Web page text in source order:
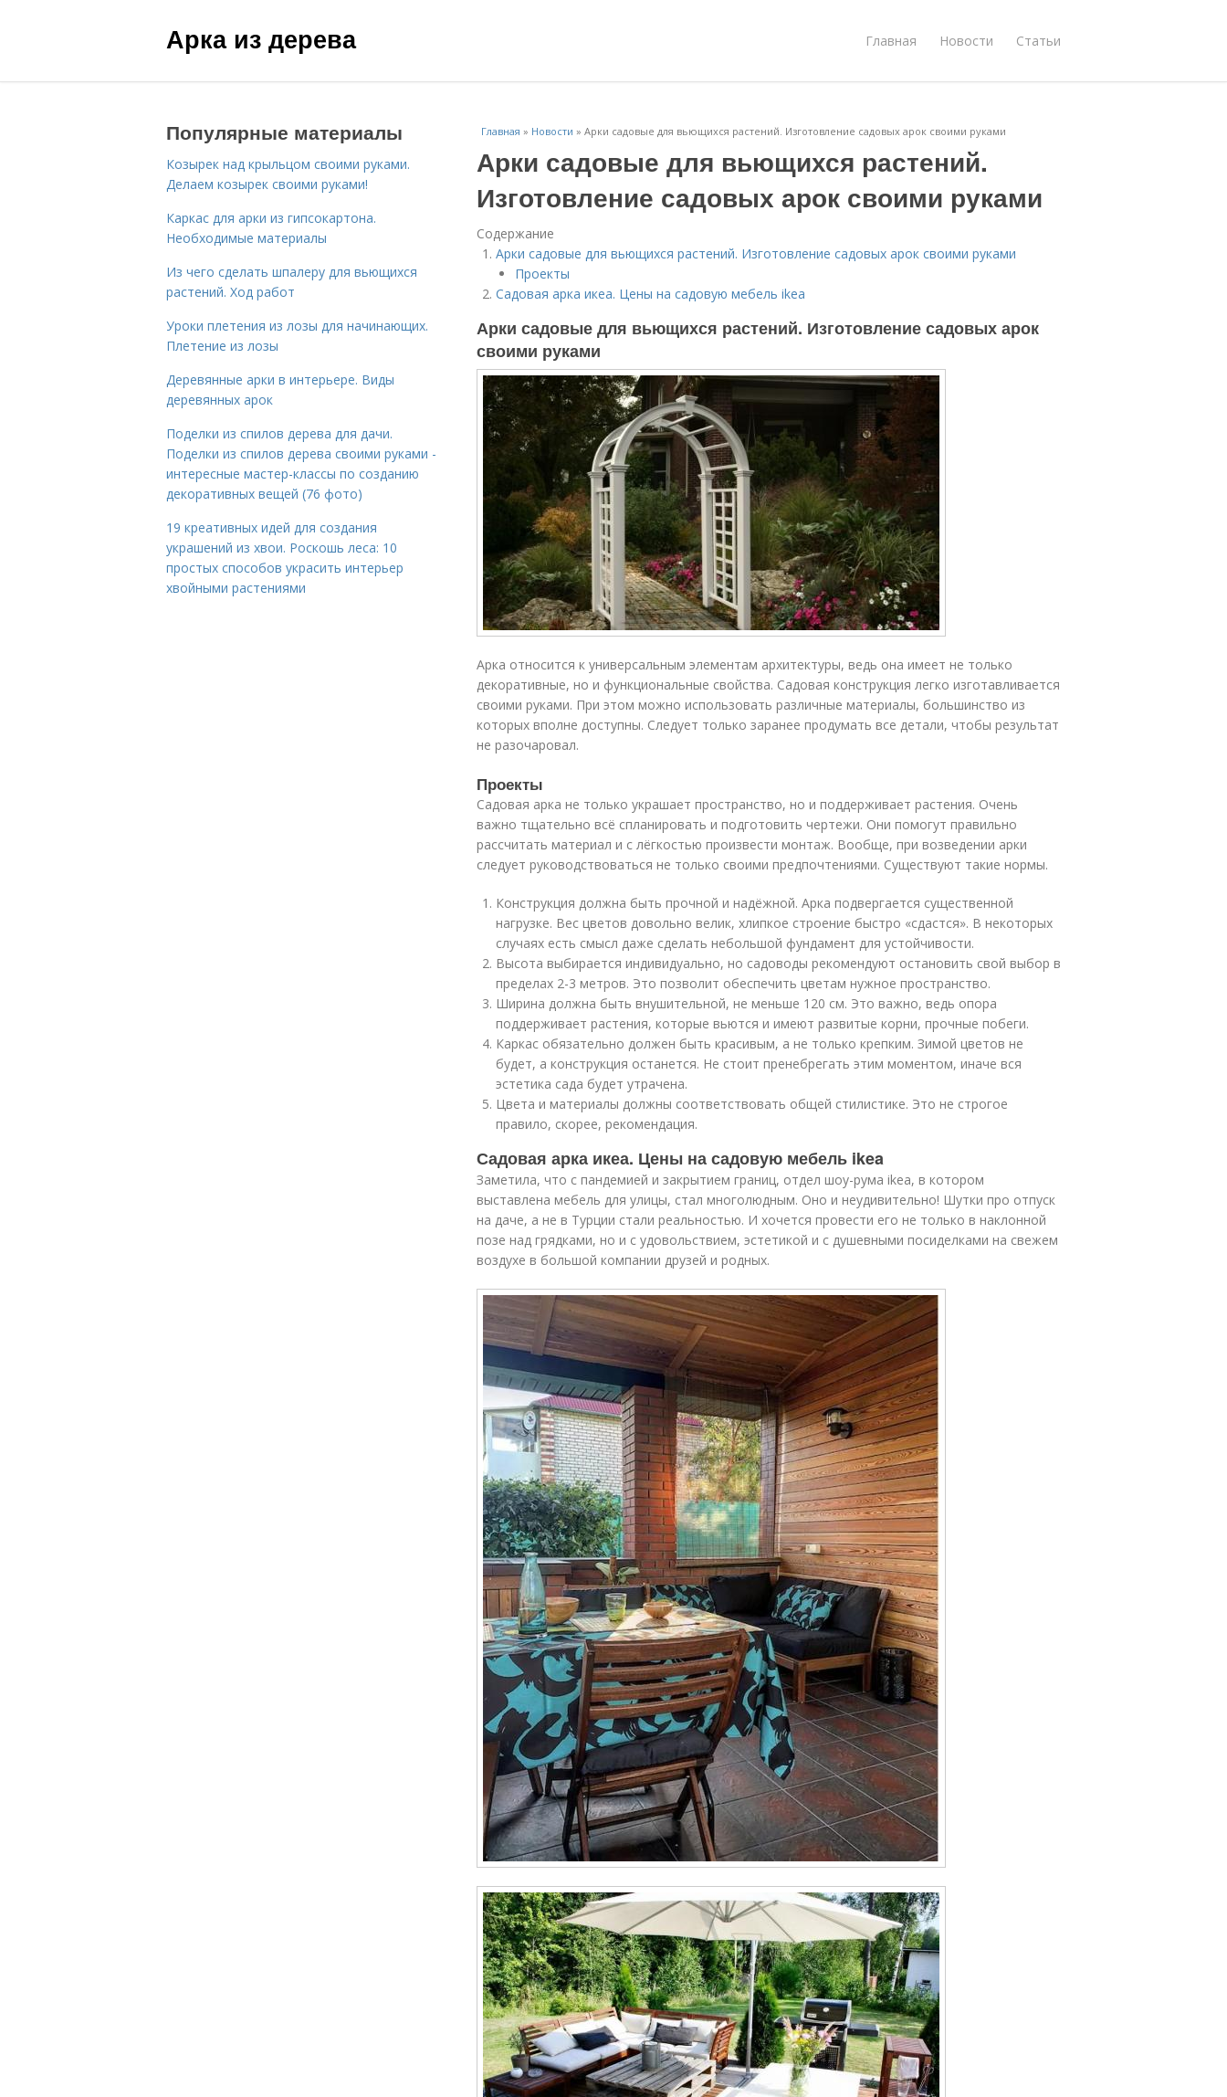
Арка из дерева Главная Новости Статьи
Главная » Новости » Арки садовые для вьющихся растений. Изготовление садовых арок своими руками
Арки садовые для вьющихся растений.
Изготовление садовых арок своими руками
Содержание
Арки садовые для вьющихся растений. Изготовление садовых арок своими руками
Проекты
Садовая арка икеа. Цены на садовую мебель ikea
Арки садовые для вьющихся растений. Изготовление садовых арок
своими руками
Арка относится к универсальным элементам архитектуры, ведь она имеет не только
декоративные, но и функциональные свойства. Садовая конструкция легко изготавливается
своими руками. При этом можно использовать различные материалы, большинство из
которых вполне доступны. Следует только заранее продумать все детали, чтобы результат
не разочаровал.
Проекты
Садовая арка не только украшает пространство, но и поддерживает растения. Очень
важно тщательно всё спланировать и подготовить чертежи. Они помогут правильно
рассчитать материал и с лёгкостью произвести монтаж. Вообще, при возведении арки
следует руководствоваться не только своими предпочтениями. Существуют такие нормы.
Конструкция должна быть прочной и надёжной. Арка подвергается существенной
нагрузке. Вес цветов довольно велик, хлипкое строение быстро «сдастся». В некоторых
случаях есть смысл даже сделать небольшой фундамент для устойчивости.
Высота выбирается индивидуально, но садоводы рекомендуют остановить свой выбор в
пределах 2-3 метров. Это позволит обеспечить цветам нужное пространство.
Ширина должна быть внушительной, не меньше 120 см. Это важно, ведь опора
поддерживает растения, которые вьются и имеют развитые корни, прочные побеги.
Каркас обязательно должен быть красивым, а не только крепким. Зимой цветов не
будет, а конструкция останется. Не стоит пренебрегать этим моментом, иначе вся
эстетика сада будет утрачена.
Цвета и материалы должны соответствовать общей стилистике. Это не строгое
правило, скорее, рекомендация.
Садовая арка икеа. Цены на садовую мебель ikea
Заметила, что с пандемией и закрытием границ, отдел шоу-рума ikea, в котором
выставлена мебель для улицы, стал многолюдным. Оно и неудивительно! Шутки про отпуск
на даче, а не в Турции стали реальностью. И хочется провести его не только в наклонной
позе над грядками, но и с удовольствием, эстетикой и с душевными посиделками на свежем
воздухе в большой компании друзей и родных.
Популярные материалы
Козырек над крыльцом своими руками.
Делаем козырек своими руками!
Каркас для арки из гипсокартона.
Необходимые материалы
Из чего сделать шпалеру для вьющихся
растений. Ход работ
Уроки плетения из лозы для начинающих.
Плетение из лозы
Деревянные арки в интерьере. Виды
деревянных арок
Поделки из спилов дерева для дачи.
Поделки из спилов дерева своими руками -
интересные мастер-классы по созданию
декоративных вещей (76 фото)
19 креативных идей для создания
украшений из хвои. Роскошь леса: 10
простых способов украсить интерьер
хвойными растениями